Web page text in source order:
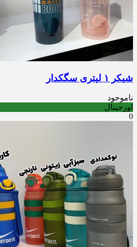
شیکر ١ لیتری سگکدار
ناموجود
اورجینال
0